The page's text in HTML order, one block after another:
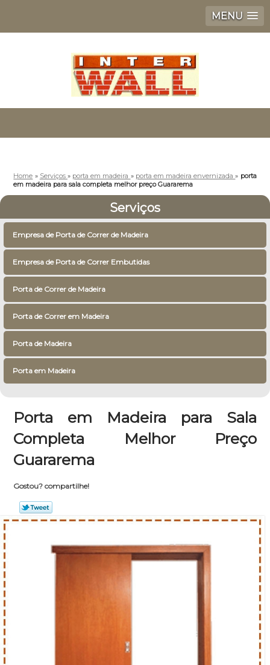
MENU
Home » Serviços » porta em madeira » porta em madeira envernizada» porta
em madeira para sala completa melhor preço Guararema
Serviços
Empresa de Porta de Correr de Madeira
Empresa de Porta de Correr Embutidas
Porta de Correr de Madeira
Porta de Correr em Madeira
Porta de Madeira
Porta em Madeira
Porta em Madeira para Sala
Completa Melhor Preço
Guararema
Gostou? compartilhe!